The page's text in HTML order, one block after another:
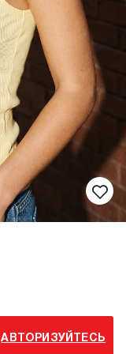
АВТОРИЗУЙТЕСЬ